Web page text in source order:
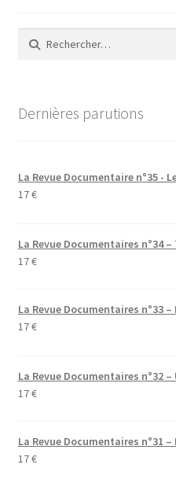
Rechercher :
Dernières parutions
La Revue Documentaire n°35 -
17€
La Revue Documentaires n°34
17€
La Revue Documentaires n°33
17€
La Revue Documentaires n°32
17€
La Revue Documentaires n°31
17€